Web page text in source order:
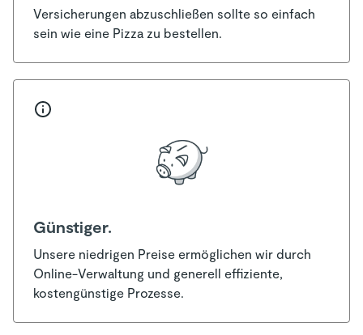
Versicherungen abzuschließen sollte so einfach
sein wie eine Pizza zu bestellen.
Günstiger.
Unsere niedrigen Preise ermöglichen wir durch
Online-Verwaltung und generell effiziente,
kostengünstige Prozesse.